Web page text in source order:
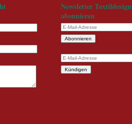
Newsletter Textildesign
abonnieren
E-
Mail-
E-
Mail-